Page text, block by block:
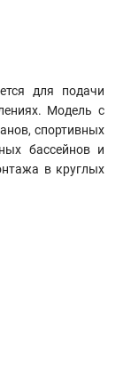
для подачи
Модель с
спортивных
бассейнов и
в круглых